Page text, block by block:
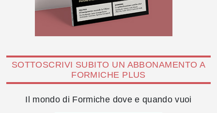
SOTTOSCRIVI SUBITO UN ABBONAMENTO A
FORMICHE PLUS
Il mondo di Formiche dove e quando vuoi